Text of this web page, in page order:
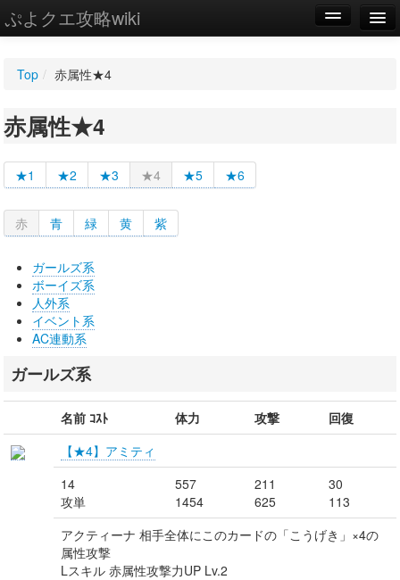
ぷよクエ攻略wiki
WIKI
設定
Top / 赤属性★4
赤属性★4
★1 ★2 ★3 ★4 ★5 ★6
赤 青 緑 黄 紫
ガールズ系
ボーイズ系
人外系
イベント系
AC連動系
ガールズ系
名前 ｺｽﾄ 体力 攻撃
回復
【★4】アミティ
14
攻単
557
1454
211
625
30
113
アクティーナ 相手全体にこのカードの「こうげき」×4の
属性攻撃
Lスキル 赤属性攻撃力UP Lv.2